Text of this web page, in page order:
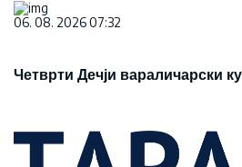
06. 08. 2026 07:32
Четврти Дечји вараличарски